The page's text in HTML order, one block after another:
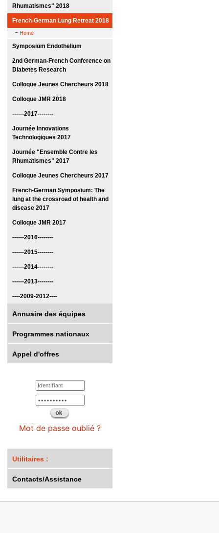
Rhumatismes" 2018
French-German Lung Retreat 2018
Home
Symposium Endothelium
2nd German-French Conference on
Diabetes Research
Colloque Jeunes Chercheurs 2018
Colloque JMR 2018
------2017--------
Journée Innovations
Technologiques 2017
Journée "Ensemble Contre les
Rhumatismes" 2017
Colloque Jeunes Chercheurs 2017
French-German Symposium: The
lung at the crossroad of health and
disease 2017
Colloque JMR 2017
------2016--------
------2015--------
------2014--------
------2013--------
----2009-2012----
Annuaire des équipes
Programmes nationaux
Appel d'offres
Mot de passe oublié ?
Utilitaires :
Contacts/Assistance